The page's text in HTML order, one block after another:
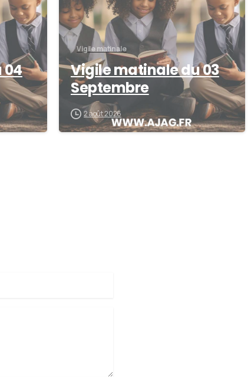
04
Vigile matinale
Vigile matinale du 03
Septembre
2 août 2026